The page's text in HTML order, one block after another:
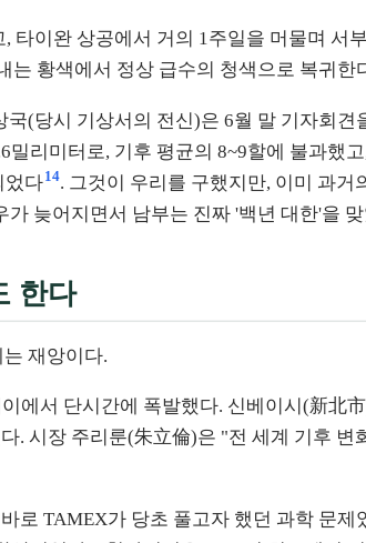
타이완 상공에서 거의 1주일을 머물며 서
는 황색에서 정상 급수의 청색으로 복귀한
(당시 기상서의 전신)은 6월 말 기자회
리미터로, 기후 평균의 8~9할에 불과했
었다14. 그것이 우리를 구했지만, 이미 과
늦어지면서 남부는 진짜 '백년 대한'을
한다
재앙이다.
에서 단시간에 폭발했다. 신베이시(新
. 시장 주리룬(朱立倫)은 "전 세계 기후
로 TAMEX가 당초 풀고자 했던 과학 문